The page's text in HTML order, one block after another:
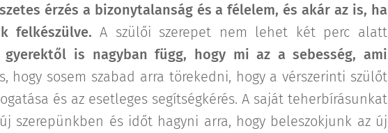
érzés a bizonytalanság és a félelem, és akár az is, ha
felkészülve. A szülői szerepet nem lehet két perc alatt
gyerektől is nagyban függ, hogy mi az a sebesség, ami
hogy sosem szabad arra törekedni, hogy a vérszerinti szülőt
és az esetleges segítségkérés. A saját teherbírásunkat
szerepünkben és időt hagyni arra, hogy beleszokjunk az új